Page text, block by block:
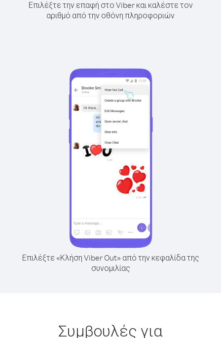
Επιλέξτε την επαφή στο Viber και καλέστε τον
αριθμό από την οθόνη πληροφοριών
Επιλέξτε «Κλήση Viber Out» από την κεφαλίδα της
συνομιλίας
Συμβουλές για